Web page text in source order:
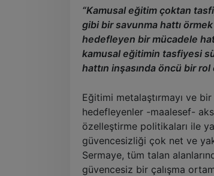
“Kamusal eğitim çoktan
gibi bir savunma hattı
hedefleyen bir mücadele
kamusal eğitimin tasfiyesi
hattın inşasında öncü bir rol
Eğitimi metalaştırmayı ve
hedefleyenler -maalesef-
özelleştirme politikaları ile
güvencesizliği çok net ve
Sermaye, tüm talan
güvencesiz bir çalışma